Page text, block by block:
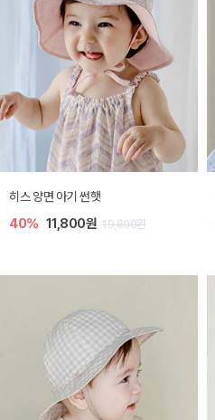
히스 양면 아기 썬햇
40% 11,800원 19,600원